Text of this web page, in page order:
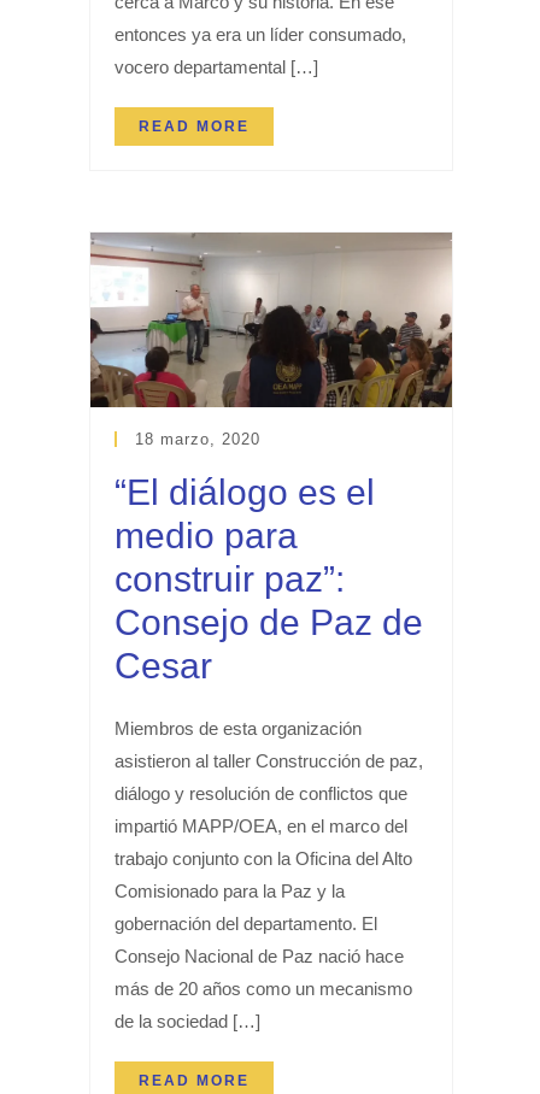
entonces ya era un líder consumado,
vocero departamental […]
READ MORE
18 marzo, 2020
“El diálogo es el
medio para
construir paz”:
Consejo de Paz de
Cesar
Miembros de esta organización
asistieron al taller Construcción de paz,
diálogo y resolución de conflictos que
impartió MAPP/OEA, en el marco del
trabajo conjunto con la Oficina del Alto
Comisionado para la Paz y la
gobernación del departamento. El
Consejo Nacional de Paz nació hace
más de 20 años como un mecanismo
de la sociedad […]
READ MORE